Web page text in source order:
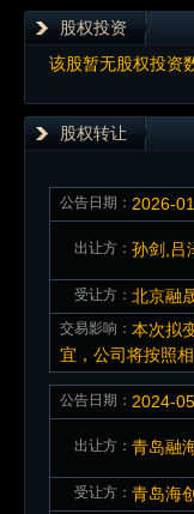
股权投资
该股暂无股权投资
股权转让
公告日期： 2026-
出让方： 孙剑,吕
受让方： 北京融
交易影响： 本次拟
宜，公司将按照
公告日期： 2024-
出让方： 青岛融
受让方： 青岛海